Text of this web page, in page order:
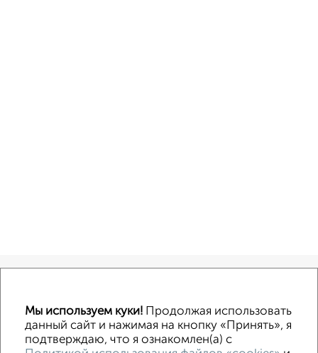
Производственное помещение
Контакты Политика конфиденциальности
Мы используем куки! Продолжая использовать
данный сайт и нажимая на кнопку «Принять», я
подтверждаю, что я ознакомлен(а) с